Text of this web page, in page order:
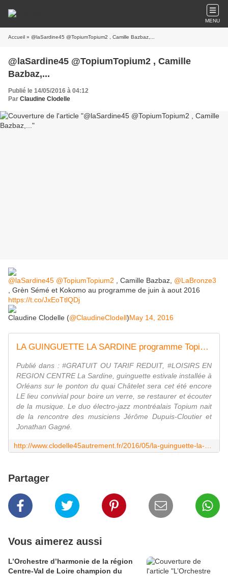
MENU
Accueil » @laSardine45 @TopiumTopium2 , Camille Bazbaz,...
@laSardine45 @TopiumTopium2 , Camille
Bazbaz,...
Publié le 14/05/2016 à 04:12
Par Claudine Clodelle
@laSardine45 @TopiumTopium2 , Camille Bazbaz, @LaBronze3
, Grèn Sémé et Kokomo au programme de juin à aout 2016
https://t.co/JxEoTtlQDj
Claudine Clodelle (@ClaudineClodell)May 14, 2016
LA GUINGUETTE LA SARDINE programme Topium, Camille Bazbaz, La Bronze, Grèn Sémé et Kokomo en juillet aout 2016 - VIVRE AUTREMENT VOS LOISIRS avec Clodelle
Publié dans : #GRATUIT OU TARIF REDUIT, #LOISIRS EN
REGION CENTRE La Sardine, guinguette estivale installée à
Orléans sur le ponton du quai Châtelet sera cet été encore
LE lieu convivial pour boire un verre, se restaurer et écouter
de la musique. Le duo électro-jazz montréalais Topium nait
de la rencontre des musiciens Jérôme Dupuis-Cloutier et
Jonathan Gagné.
Partager
Vous aimerez aussi
L’Orchestre d’harmonie de la région
Centre-Val de Loire champion du